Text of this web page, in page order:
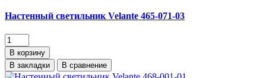
Настенный светильник Velante 465-071-03
В корзину
В закладки
В сравнение